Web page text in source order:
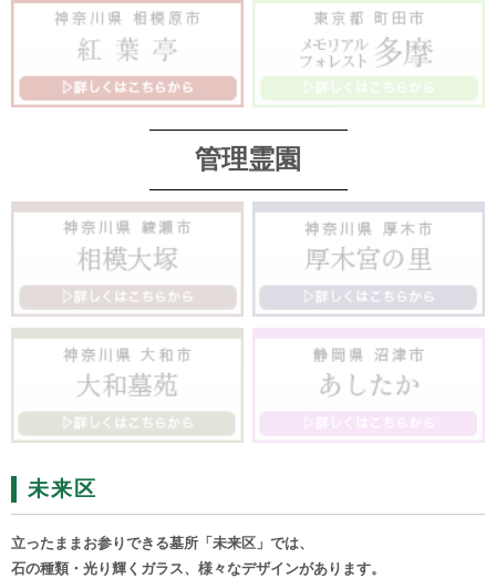
管理霊園
未来区
立ったままお参りできる墓所「未来区」では、
石の種類・光り輝くガラス、様々なデザインがあります。